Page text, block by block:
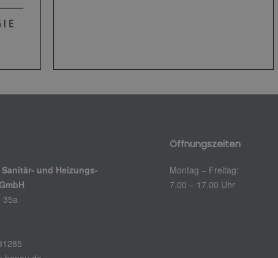
und Heizungs-
35a
Öffnungszeiten
Montag – Freitag:
7.00 – 17.00 Uhr